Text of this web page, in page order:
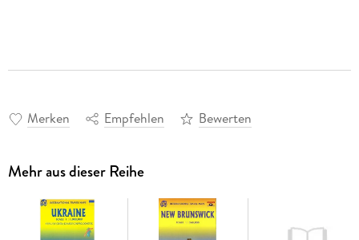
Merken Empfehlen Bewerten
Mehr aus dieser Reihe